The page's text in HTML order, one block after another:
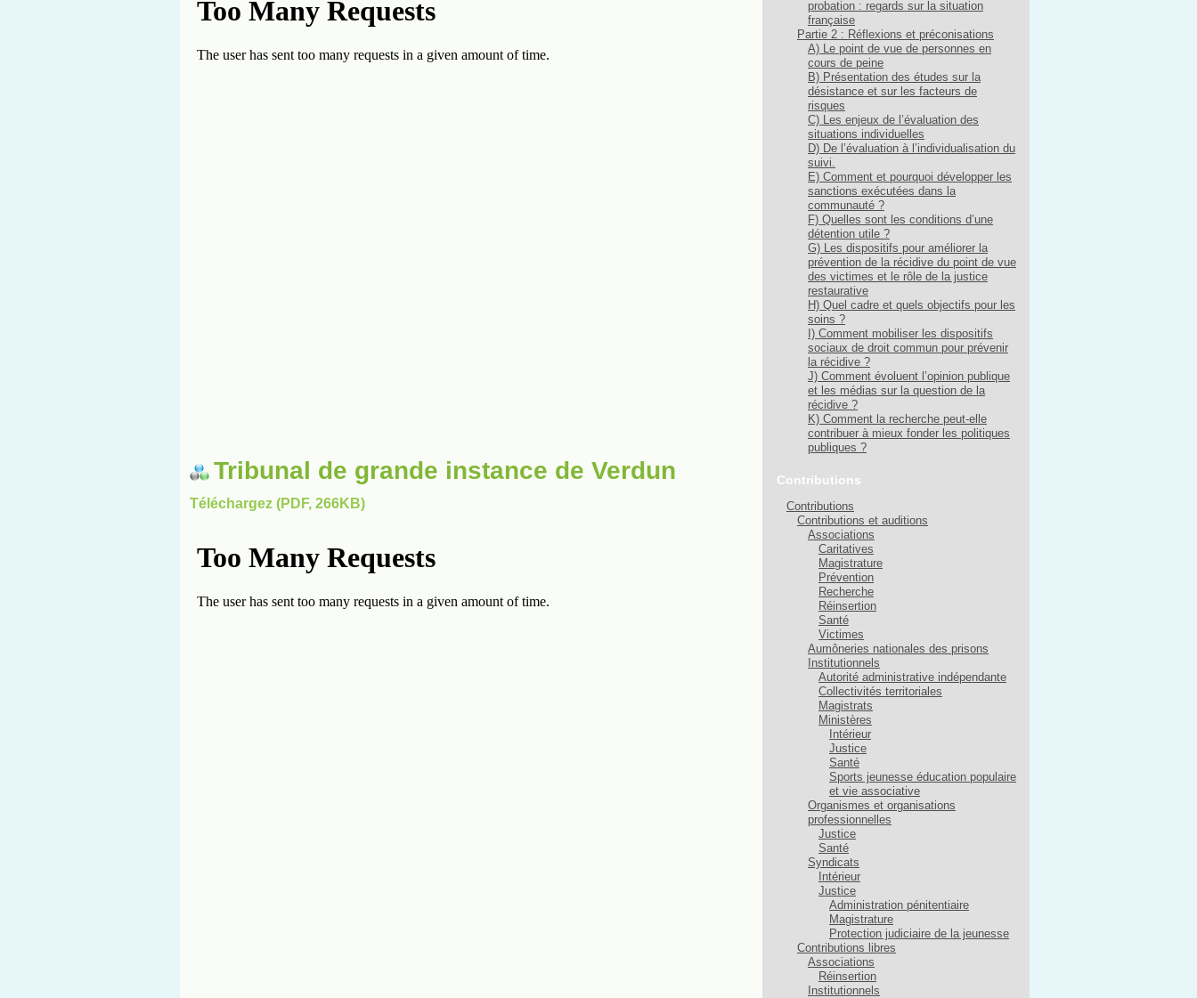
Tribunal de grande instance de Verdun
Téléchargez (PDF, 266KB)
probation : regards sur la situation
française
Partie 2 : Réflexions et préconisations
A) Le point de vue de personnes en
cours de peine
B) Présentation des études sur la
désistance et sur les facteurs de
risques
C) Les enjeux de l’évaluation des
situations individuelles
D) De l’évaluation à l’individualisation du
suivi.
E) Comment et pourquoi développer les
sanctions exécutées dans la
communauté ?
F) Quelles sont les conditions d’une
détention utile ?
G) Les dispositifs pour améliorer la
prévention de la récidive du point de vue
des victimes et le rôle de la justice
restaurative
H) Quel cadre et quels objectifs pour les
soins ?
I) Comment mobiliser les dispositifs
sociaux de droit commun pour prévenir
la récidive ?
J) Comment évoluent l’opinion publique
et les médias sur la question de la
récidive ?
K) Comment la recherche peut-elle
contribuer à mieux fonder les politiques
publiques ?
Contributions
Contributions
Contributions et auditions
Associations
Caritatives
Magistrature
Prévention
Recherche
Réinsertion
Santé
Victimes
Aumôneries nationales des prisons
Institutionnels
Autorité administrative indépendante
Collectivités territoriales
Magistrats
Ministères
Intérieur
Justice
Santé
Sports jeunesse éducation populaire
et vie associative
Organismes et organisations
professionnelles
Justice
Santé
Syndicats
Intérieur
Justice
Administration pénitentiaire
Magistrature
Protection judiciaire de la jeunesse
Contributions libres
Associations
Réinsertion
Institutionnels